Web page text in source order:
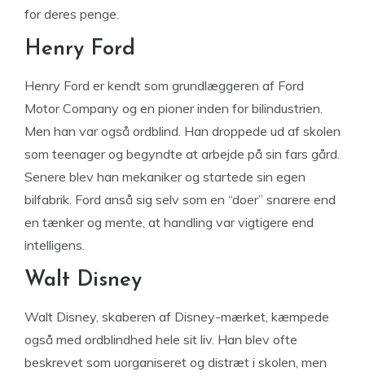
for deres penge.
Henry Ford
Henry Ford er kendt som grundlæggeren af ​​Ford
Motor Company og en pioner inden for bilindustrien.
Men han var også ordblind. Han droppede ud af skolen
som teenager og begyndte at arbejde på sin fars gård.
Senere blev han mekaniker og startede sin egen
bilfabrik. Ford anså sig selv som en “doer” snarere end
en tænker og mente, at handling var vigtigere end
intelligens.
Walt Disney
Walt Disney, skaberen af ​​Disney-mærket, kæmpede
også med ordblindhed hele sit liv. Han blev ofte
beskrevet som uorganiseret og distræt i skolen, men